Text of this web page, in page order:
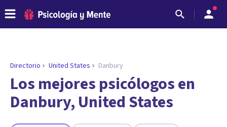
ENCONTRAR MI TERAPEUTA
¿Necesitas ayuda para encontrar el
psicólogo adecuado?
Responde a unas breves preguntas y te ofreceremos
Directorio United States Danbury
Los mejores psicólogos en
Danbury, United States